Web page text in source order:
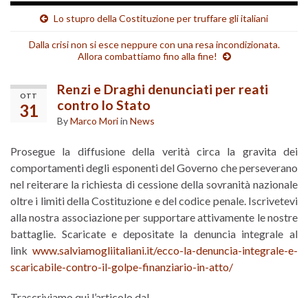
Lo stupro della Costituzione per truffare gli italiani
Dalla crisi non si esce neppure con una resa incondizionata.
Allora combattiamo fino alla fine!
OTT
31
Renzi e Draghi denunciati per reati
contro lo Stato
ByMarco Moriin News
Prosegue la diffusione della verità circa la gravita dei
comportamenti degli esponenti del Governo che perseverano
nel reiterare la richiesta di cessione della sovranità nazionale
oltre i limiti della Costituzione e del codice penale. Iscrivetevi
alla nostra associazione per supportare attivamente le nostre
battaglie. Scaricate e depositate la denuncia integrale al
link www.salviamogliitaliani.it/ecco-la-denuncia-integrale-e-
scaricabile-contro-il-golpe-finanziario-in-atto/